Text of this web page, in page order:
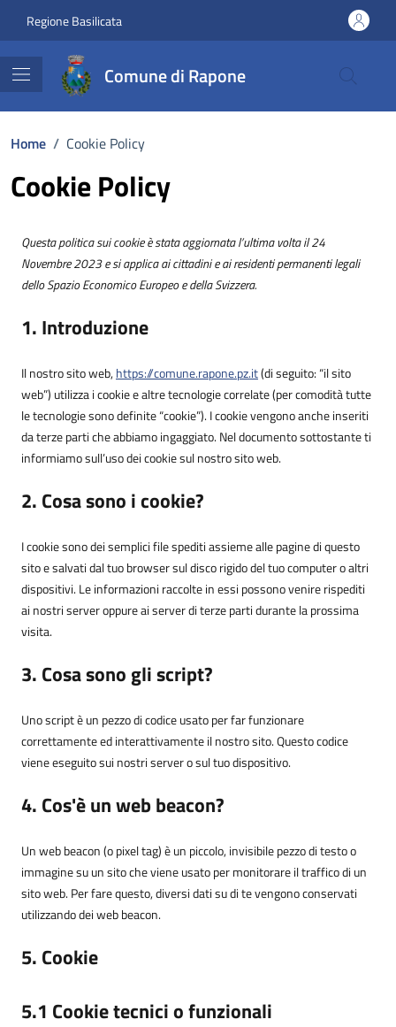
Regione Basilicata
Comune di Rapone
Home / Cookie Policy
Cookie Policy
Questa politica sui cookie è stata aggiornata l’ultima volta il 24
Novembre 2023 e si applica ai cittadini e ai residenti permanenti legali
dello Spazio Economico Europeo e della Svizzera.
1. Introduzione
Il nostro sito web,https://comune.rapone.pz.it(di seguito: “il sito
web”) utilizza i cookie e altre tecnologie correlate (per comodità tutte
le tecnologie sono definite “cookie”). I cookie vengono anche inseriti
da terze parti che abbiamo ingaggiato. Nel documento sottostante ti
informiamo sull’uso dei cookie sul nostro sito web.
2. Cosa sono i cookie?
I cookie sono dei semplici file spediti assieme alle pagine di questo
sito e salvati dal tuo browser sul disco rigido del tuo computer o altri
dispositivi. Le informazioni raccolte in essi possono venire rispediti
ai nostri server oppure ai server di terze parti durante la prossima
visita.
3. Cosa sono gli script?
Uno script è un pezzo di codice usato per far funzionare
correttamente ed interattivamente il nostro sito. Questo codice
viene eseguito sui nostri server o sul tuo dispositivo.
4. Cos'è un web beacon?
Un web beacon (o pixel tag) è un piccolo, invisibile pezzo di testo o
immagine su un sito che viene usato per monitorare il traffico di un
sito web. Per fare questo, diversi dati su di te vengono conservati
utilizzando dei web beacon.
5. Cookie
5.1 Cookie tecnici o funzionali